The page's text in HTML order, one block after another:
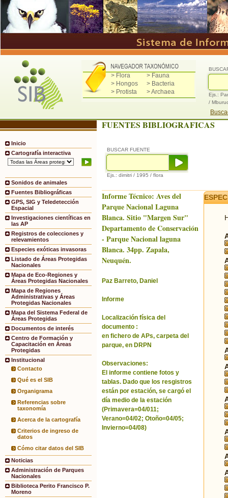
> Flora
> Fauna
> Hongos
> Bacteria
> Protista
> Archaea
Ejs.:
/
Inicio
Cartografía interactiva
Sonidos de animales
Fuentes Bibliográficas
GPS, SIG y Teledetección
Espacial
Investigaciones científicas en
las AP
Registros de colecciones y
relevamientos
Especies exóticas invasoras
Listado de Áreas Protegidas
Nacionales
Mapa de Eco-Regiones y
Áreas Protegidas Nacionales
Mapa de Regiones
Administrativas y Áreas
Protegidas Nacionales
Mapa del Sistema Federal de
Áreas Protegidas
Documentos de interés
Centro de Formación y
Capacitación en Áreas
Protegidas
Institucional
Contacto
Qué es el SIB
Organigrama
Referencias sobre
taxonomía
Acerca de la cartografía
Criterios de ingreso de
datos
Cómo citar datos del SIB
Noticias
Administración de Parques
Nacionales
Biblioteca Perito Francisco P.
Moreno
FUENTES BIBLIOGRAFICAS
BUSCAR FUENTE
Ejs.: dimitri / 1995 / flora
Informe Técnico: Aves del
Parque Nacional Laguna
Blanca. Sitio "Margen Sur"
Departamento de Conservación
- Parque Nacional laguna
Blanca. 34pp. Zapala,
Neuquén.
Paz Barreto, Daniel
Informe
Localización física del
documento :
en fichero de APs, carpeta del
parque, en DRPN
Observaciones:
El informe contiene fotos y
tablas. Dado que los resgistros
están por estación, se cargó el
día medio de la estación
(Primavera=04/011;
Verano=04/02; Otoño=04/05;
Invierno=04/08)